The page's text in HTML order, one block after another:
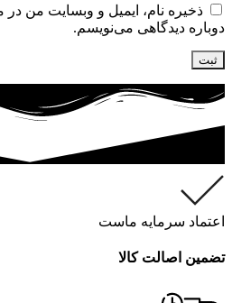
ذخیره نام، ایمیل و وبسایت من
دوباره دیدگاهی می‌نویسم.
اعتماد سرمایه ماست
تضمین اصالت کالا